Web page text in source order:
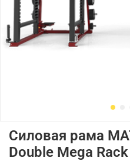
Силовая рама
Double Mega